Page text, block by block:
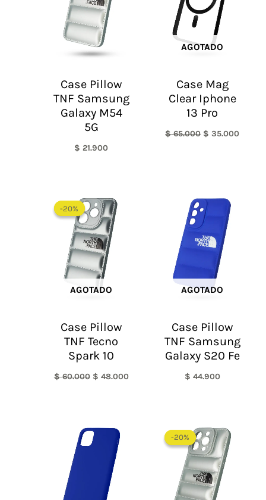
Case Pillow
TNF Samsung
Galaxy M54
5G
$ 21.900
AGOTADO
Case Mag
Clear Iphone
13 Pro
$65.000 $ 35.000
-20%
AGOTADO
-20%
Case Pillow
TNF Tecno
Spark 10
$60.000
precio
original
era:
$ 60.000.
$ 48.000
AGOTADO
Case Pillow
TNF Samsung
Galaxy S20 Fe
$ 44.900
-20%
-20%
precio
original
era:
$ 60.000.